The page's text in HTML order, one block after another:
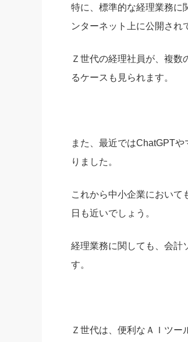
特に、標準的な経理業務に
ンターネット上に公開され
Ｚ世代の経理社員が、複
るケースも見られます。
また、最近ではChatGPT
りました。
これから中小企業において
日も近いでしょう。
経理業務に関しても、会計
す。
Ｚ世代は、便利なＡＩツー